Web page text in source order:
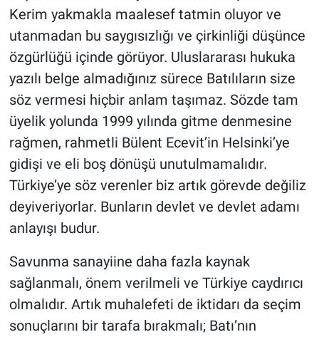
Kerim yakmakla maalesef tatmin oluyor ve
utanmadan bu saygısızlığı ve çirkinliği düşünce
özgürlüğü içinde görüyor. Uluslararası hukuka
yazılı belge almadığınız sürece Batılıların size
söz vermesi hiçbir anlam taşımaz. Sözde tam
üyelik yolunda 1999 yılında gitme denmesine
rağmen, rahmetli Bülent Ecevit’in Helsinki’ye
gidişi ve eli boş dönüşü unutulmamalıdır.
Türkiye’ye söz verenler biz artık görevde değiliz
deyiveriyorlar. Bunların devlet ve devlet adamı
anlayışı budur.
Savunma sanayiine daha fazla kaynak
sağlanmalı, önem verilmeli ve Türkiye caydırıcı
olmalıdır. Artık muhalefeti de iktidarı da seçim
sonuçlarını bir tarafa bırakmalı; Batı’nın